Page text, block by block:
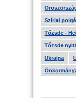
Szíriai
Tőzsde -
Tőzsde
Ukrajna